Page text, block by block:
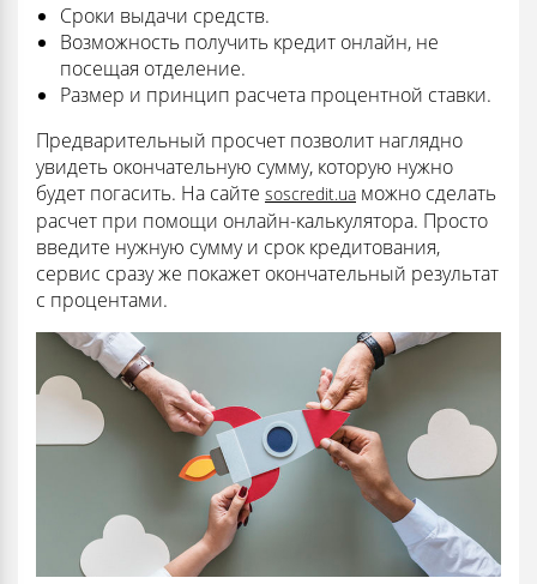
Сроки выдачи средств.
Возможность получить кредит онлайн, не
посещая отделение.
Размер и принцип расчета процентной ставки.
Предварительный просчет позволит наглядно
увидеть окончательную сумму, которую нужно
будет погасить. На сайте soscredit.ua можно сделать
расчет при помощи онлайн-калькулятора. Просто
введите нужную сумму и срок кредитования,
сервис сразу же покажет окончательный результат
с процентами.